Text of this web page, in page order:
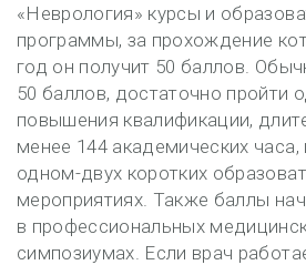
«Неврология» курсы и
программы, за прохождение
год он получит 50 баллов.
50 баллов, достаточно пройти
повышения квалификации,
менее 144 академических часа,
одном-двух коротких
мероприятиях. Также баллы
в профессиональных
симпозиумах. Если врач